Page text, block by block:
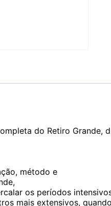
do Retiro Grande,
método e
os períodos
mais extensivos,